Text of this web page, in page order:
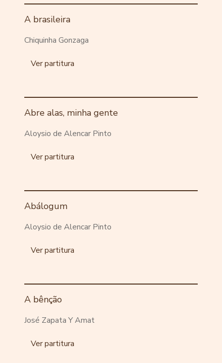
A brasileira
Chiquinha Gonzaga
Ver partitura
Abre alas, minha gente
Aloysio de Alencar Pinto
Ver partitura
Abálogum
Aloysio de Alencar Pinto
Ver partitura
A bênção
José Zapata Y Amat
Ver partitura